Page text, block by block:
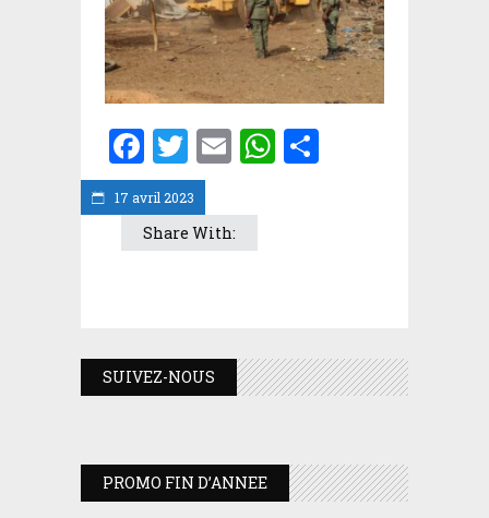
17 avril 2023
Facebook
Twitter
EmailWhatsApp
Share With:
SUIVEZ-NOUS
PROMO FIN D’ANNEE